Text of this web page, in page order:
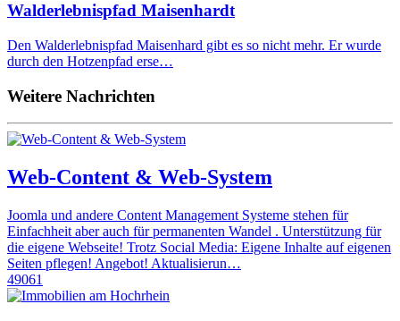
Walderlebnispfad Maisenhardt
Den Walderlebnispfad Maisenhard gibt es so nicht mehr. Er wurde
durch den Hotzenpfad erse…
Weitere Nachrichten
Web-Content & Web-System
Joomla und andere Content Management Systeme stehen für
Einfachheit aber auch für permanenten Wandel . Unterstützung für
die eigene Webseite! Trotz Social Media: Eigene Inhalte auf eigenen
Seiten pflegen! Angebot! Aktualisierun…
49061